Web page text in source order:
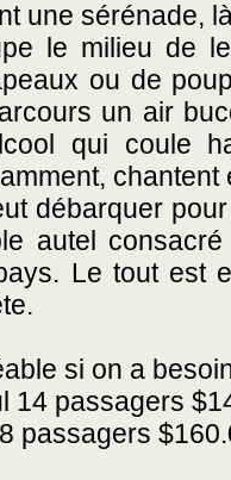
une sérénade,
le milieu de
ou de
un air
qui coule
débarquer
autel
Le tout est
si on a
14 passagers
passagers